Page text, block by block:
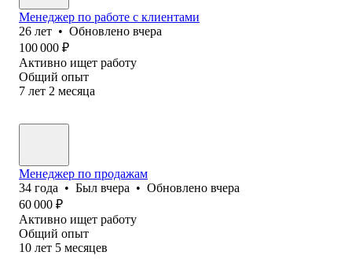
Менеджер по работе с клиентами
26 лет • Обновлено вчера
100 000 ₽
Активно ищет работу
Общий опыт
7 лет 2 месяца
Менеджер по продажам
34 года • Был вчера • Обновлено вчера
60 000 ₽
Активно ищет работу
Общий опыт
10 лет 5 месяцев